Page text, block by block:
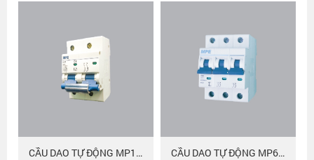
CẦU DAO TỰ ĐỘNG MP10-C280 CẦU DAO TỰ ĐỘNG MP6-C332